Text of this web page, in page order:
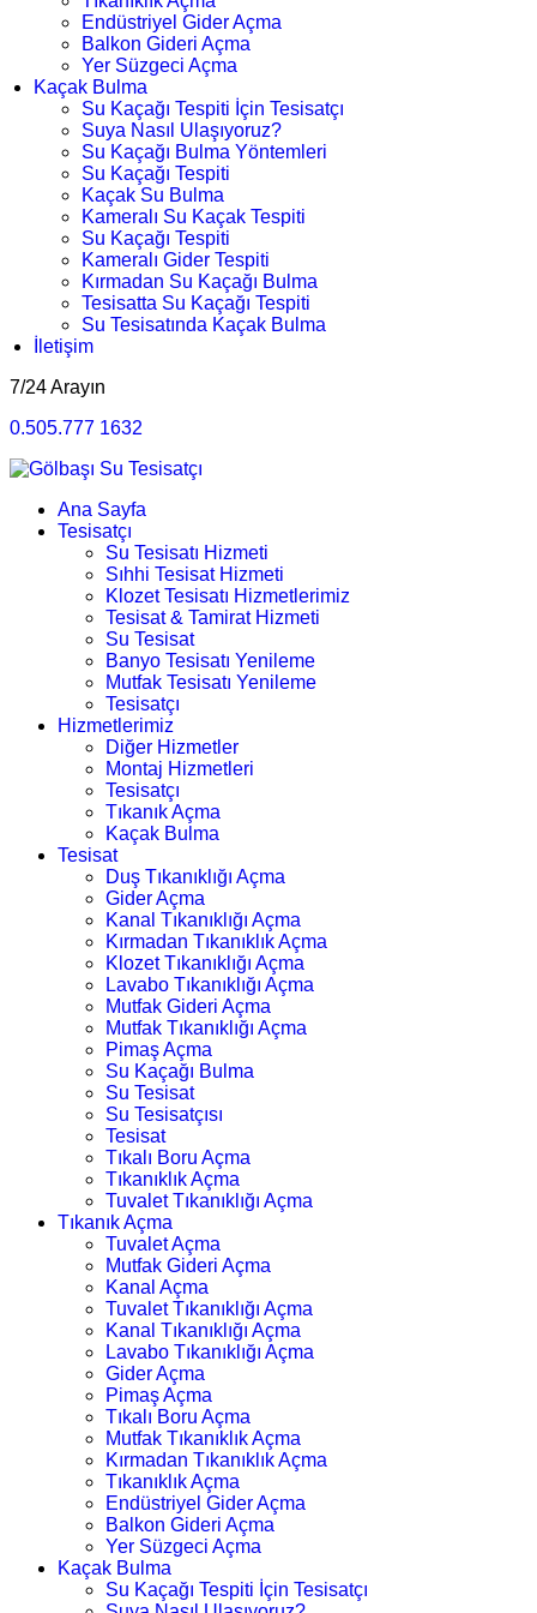
Endüstriyel Gider Açma
Balkon Gideri Açma
Yer Süzgeci Açma
Kaçak Bulma
Su Kaçağı Tespiti İçin Tesisatçı
Suya Nasıl Ulaşıyoruz?
Su Kaçağı Bulma Yöntemleri
Su Kaçağı Tespiti
Kaçak Su Bulma
Kameralı Su Kaçak Tespiti
Su Kaçağı Tespiti
Kameralı Gider Tespiti
Kırmadan Su Kaçağı Bulma
Tesisatta Su Kaçağı Tespiti
Su Tesisatında Kaçak Bulma
İletişim
7/24 Arayın
0.505.777 1632
Ana Sayfa
Tesisatçı
Su Tesisatı Hizmeti
Sıhhi Tesisat Hizmeti
Klozet Tesisatı Hizmetlerimiz
Tesisat & Tamirat Hizmeti
Su Tesisat
Banyo Tesisatı Yenileme
Mutfak Tesisatı Yenileme
Tesisatçı
Hizmetlerimiz
Diğer Hizmetler
Montaj Hizmetleri
Tesisatçı
Tıkanık Açma
Kaçak Bulma
Tesisat
Duş Tıkanıklığı Açma
Gider Açma
Kanal Tıkanıklığı Açma
Kırmadan Tıkanıklık Açma
Klozet Tıkanıklığı Açma
Lavabo Tıkanıklığı Açma
Mutfak Gideri Açma
Mutfak Tıkanıklığı Açma
Pimaş Açma
Su Kaçağı Bulma
Su Tesisat
Su Tesisatçısı
Tesisat
Tıkalı Boru Açma
Tıkanıklık Açma
Tuvalet Tıkanıklığı Açma
Tıkanık Açma
Tuvalet Açma
Mutfak Gideri Açma
Kanal Açma
Tuvalet Tıkanıklığı Açma
Kanal Tıkanıklığı Açma
Lavabo Tıkanıklığı Açma
Gider Açma
Pimaş Açma
Tıkalı Boru Açma
Mutfak Tıkanıklık Açma
Kırmadan Tıkanıklık Açma
Tıkanıklık Açma
Endüstriyel Gider Açma
Balkon Gideri Açma
Yer Süzgeci Açma
Kaçak Bulma
Su Kaçağı Tespiti İçin Tesisatçı